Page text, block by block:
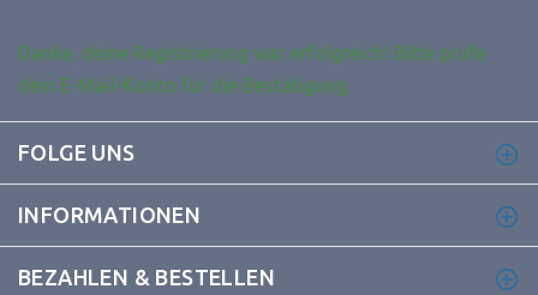
Danke, deine Registrierung war erfolgreich! Bitte prüfe
dein E-Mail-Konto für die Bestätigung.
FOLGE UNS
INFORMATIONEN
BEZAHLEN & BESTELLEN